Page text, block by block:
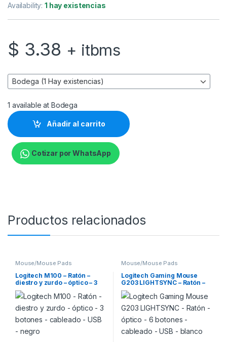
Availability:1 hay existencias
$ 3.38 + itbms
1 available at Bodega
Añadir al carrito
Cotizar por WhatsApp
Productos relacionados
Mouse/Mouse Pads
Logitech M100 – Ratón –
diestro y zurdo – óptico – 3
botones – cableado – USB –
negro
Mouse/Mouse Pads
Logitech Gaming Mouse
G203 LIGHTSYNC – Ratón –
óptico – 6 botones –
cableado – USB – blanco